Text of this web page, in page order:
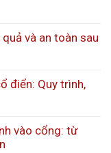
và an toàn sau
điển: Quy trình,
vào cổng: từ